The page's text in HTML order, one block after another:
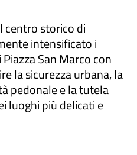
centro storico di
intensificato i
San Marco con
la sicurezza urbana, la
pedonale e la tutela
luoghi più delicati e